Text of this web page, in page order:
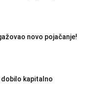
novo pojačanje!
dobilo kapitalno